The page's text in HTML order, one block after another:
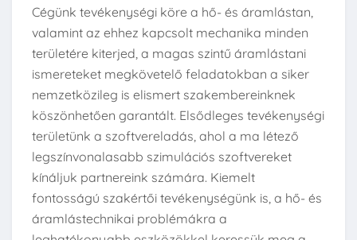
Cégünk tevékenységi köre a hő- és áramlástan,
valamint az ehhez kapcsolt mechanika minden
területére kiterjed, a magas szintű áramlástani
ismereteket megkövetelő feladatokban a siker
nemzetközileg is elismert szakembereinknek
köszönhetően garantált. Elsődleges tevékenységi
területünk a szoftvereladás, ahol a ma létező
legszínvonalasabb szimulációs szoftvereket
kínáljuk partnereink számára. Kiemelt
fontosságú szakértői tevékenységünk is, a hő- és
áramlástechnikai problémákra a